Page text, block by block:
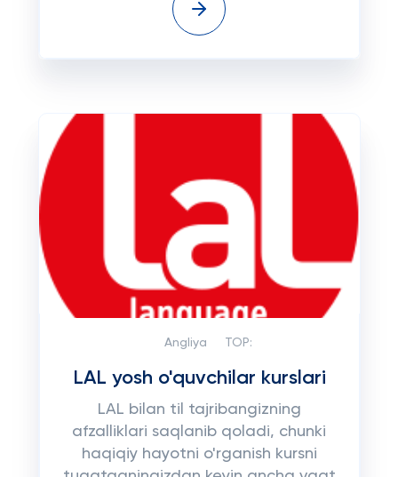
Angliya TOP:
LAL yosh o'quvchilar kurslari
LAL bilan til tajribangizning
afzalliklari saqlanib qoladi, chunki
haqiqiy hayotni o'rganish kursni